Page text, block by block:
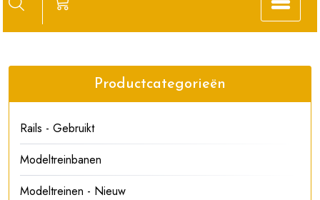
Productcategorieën
Rails - Gebruikt
Modeltreinbanen
Modeltreinen - Nieuw